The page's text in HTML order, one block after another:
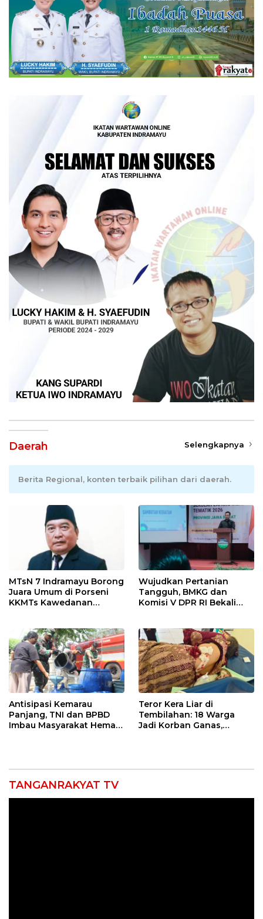
Daerah Selengkapnya
Berita Regional, konten terbaik pilihan dari daerah.
MTsN 7 Indramayu Borong
Juara Umum di Porseni
KKMTs Kawedanan
Wujudkan Pertanian
Tangguh, BMKG dan
Komisi V DPR RI Bekali
Antisipasi Kemarau
Panjang, TNI dan BPBD
Imbau Masyarakat Hemat
Teror Kera Liar di
Tembilahan: 18 Warga
Jadi Korban Ganas,
TANGANRAKYAT TV